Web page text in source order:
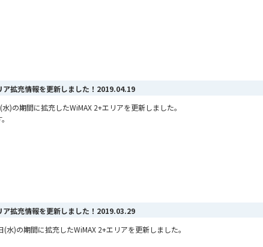
拡充情報を更新しました！ 2019.04.19
)の期間に拡充したWiMAX 2+エリアを更新しました。
拡充情報を更新しました！ 2019.03.29
)の期間に拡充したWiMAX 2+エリアを更新しました。